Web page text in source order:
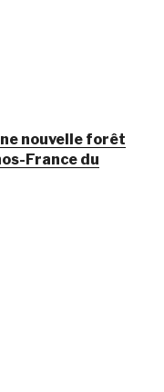
nouvelle forêt
France du